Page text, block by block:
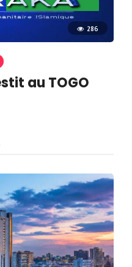
286
au TOGO